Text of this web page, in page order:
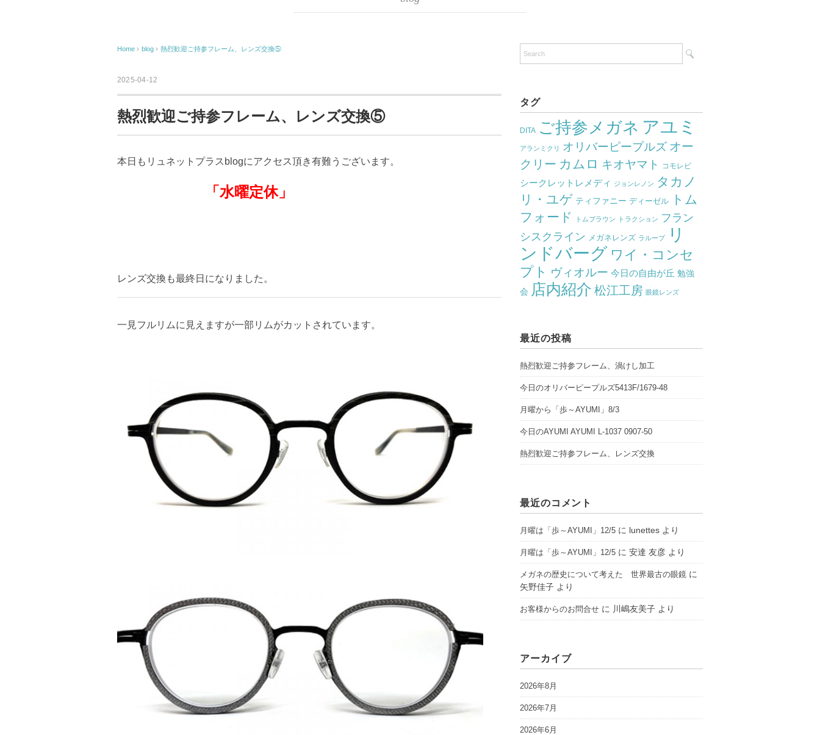
Home › blog › 熱烈歓迎ご持参フレーム、レンズ交換⑤
2025-04-12
熱烈歓迎ご持参フレーム、レンズ交換⑤
本日もリュネットプラスblogにアクセス頂き有難うございます。
「水曜定休」
レンズ交換も最終日になりました。
一見フルリムに見えますが一部リムがカットされています。
タグ
DITA ご持参メガネ アユミ
アランミクリ オリバーピープルズ オー
クリー カムロ キオヤマト コモレビ
シークレットレメディ ジョンレノン タカノ
リ・ユゲ ティファニー ディーゼル
トム
フォード
トムブラウン トラクション フラン
シスクライン メガネレンズ ラループ
リ
ンドバーグ ワイ・コンセ
プト ヴィオルー 今日の自由が丘 勉強
会 店内紹介 松江工房 眼鏡レンズ
最近の投稿
熱烈歓迎ご持参フレーム、渦けし加工
今日のオリバーピープルズ5413F/1679-48
月曜から「歩～AYUMI」8/3
今日のAYUMI AYUMI L-1037 0907-50
熱烈歓迎ご持参フレーム、レンズ交換
最近のコメント
月曜は「歩～AYUMI」12/5 に lunettes より
月曜は「歩～AYUMI」12/5 に安達 友彦 より
メガネの歴史について考えた 世界最古の眼鏡 に
矢野佳子 より
お客様からのお問合せ に 川嶋友美子 より
アーカイブ
2026年8月
2026年7月
2026年6月